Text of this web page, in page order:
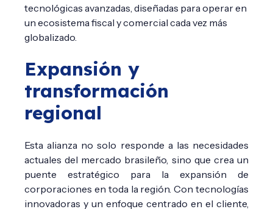
tecnológicas avanzadas, diseñadas para operar en
un ecosistema fiscal y comercial cada vez más
globalizado.
Expansión y
transformación
regional
Esta alianza no solo responde a las necesidades
actuales del mercado brasileño, sino que crea un
puente estratégico para la expansión de
corporaciones en toda la región. Con tecnologías
innovadoras y un enfoque centrado en el cliente,